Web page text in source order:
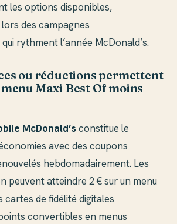
les options disponibles,
des campagnes
rythment l’année McDonald’s.
ou réductions permettent
Maxi Best Of moins
McDonald’s constitue le
avec des coupons
hebdomadairement. Les
peuvent atteindre 2 € sur un menu
cartes de fidélité digitales
convertibles en menus